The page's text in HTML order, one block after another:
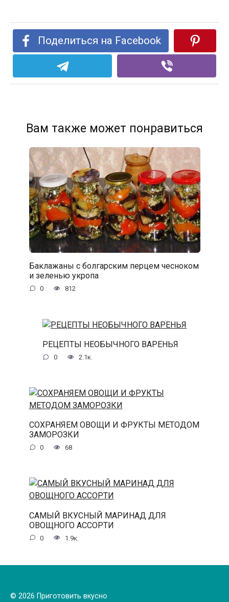
Поделиться на Facebook
Вам также может понравиться
Баклажаны с болгарским перцем чесноком
и зеленью укропа
0 812
РЕЦЕПТЫ НЕОБЫЧНОГО ВАРЕНЬЯ
0 2.1к.
СОХРАНЯЕМ ОВОЩИ И ФРУКТЫ МЕТОДОМ
ЗАМОРОЗКИ
0 68
САМЫЙ ВКУСНЫЙ МАРИНАД ДЛЯ
ОВОЩНОГО АССОРТИ
0 1.9к.
© 2026 Приготовить вкусно